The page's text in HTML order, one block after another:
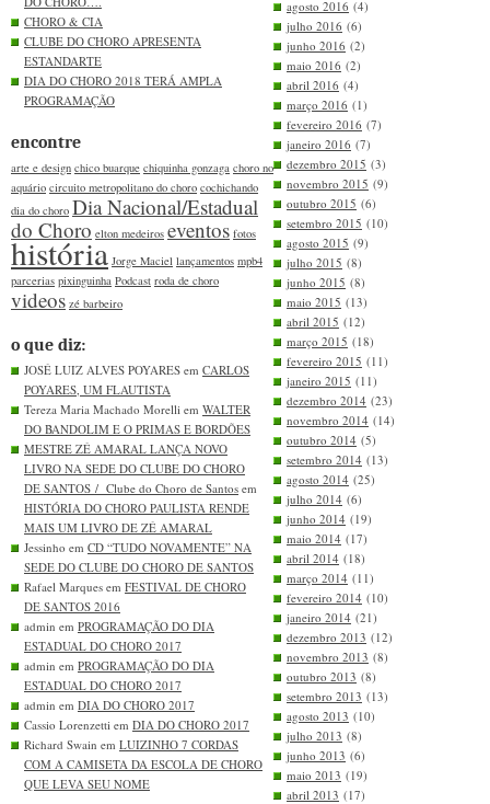
CHORO & CIA
CLUBE DO CHORO APRESENTA
ESTANDARTE
DIA DO CHORO 2018 TERÁ AMPLA
PROGRAMAÇÃO
encontre
arte e design chico buarque chiquinha gonzaga choro no
aquário circuito metropolitano do choro cochichando
dia do choro Dia Nacional/Estadual
do Choro elton medeiros eventos fotos
história Jorge Maciel lançamentos mpb4
parcerias pixinguinha Podcast roda de choro
videos zé barbeiro
o que diz:
JOSÉ LUIZ ALVES POYARES em CARLOS
POYARES, UM FLAUTISTA
Tereza Maria Machado Morelli em WALTER
DO BANDOLIM E O PRIMAS E BORDÕES
MESTRE ZÉ AMARAL LANÇA NOVO
LIVRO NA SEDE DO CLUBE DO CHORO
DE SANTOS / Clube do Choro de Santos em
HISTÓRIA DO CHORO PAULISTA RENDE
MAIS UM LIVRO DE ZÉ AMARAL
Jessinho em CD “TUDO NOVAMENTE” NA
SEDE DO CLUBE DO CHORO DE SANTOS
Rafael Marques em FESTIVAL DE CHORO
DE SANTOS 2016
admin em PROGRAMAÇÃO DO DIA
ESTADUAL DO CHORO 2017
admin em PROGRAMAÇÃO DO DIA
ESTADUAL DO CHORO 2017
admin em DIA DO CHORO 2017
Cassio Lorenzetti em DIA DO CHORO 2017
Richard Swain em LUIZINHO 7 CORDAS
COM A CAMISETA DA ESCOLA DE CHORO
QUE LEVA SEU NOME
agosto 2016 (4)
julho 2016 (6)
junho 2016 (2)
maio 2016 (2)
abril 2016 (4)
março 2016 (1)
fevereiro 2016 (7)
janeiro 2016 (7)
dezembro 2015 (3)
novembro 2015 (9)
outubro 2015 (6)
setembro 2015 (10)
agosto 2015 (9)
julho 2015 (8)
junho 2015 (8)
maio 2015 (13)
abril 2015 (12)
março 2015 (18)
fevereiro 2015 (11)
janeiro 2015 (11)
dezembro 2014 (23)
novembro 2014 (14)
outubro 2014 (5)
setembro 2014 (13)
agosto 2014 (25)
julho 2014 (6)
junho 2014 (19)
maio 2014 (17)
abril 2014 (18)
março 2014 (11)
fevereiro 2014 (10)
janeiro 2014 (21)
dezembro 2013 (12)
novembro 2013 (8)
outubro 2013 (8)
setembro 2013 (13)
agosto 2013 (10)
julho 2013 (8)
junho 2013 (6)
maio 2013 (19)
abril 2013 (17)